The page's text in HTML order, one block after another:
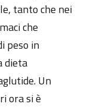
tanto che nei
che
peso in
dieta
Un
ora si è